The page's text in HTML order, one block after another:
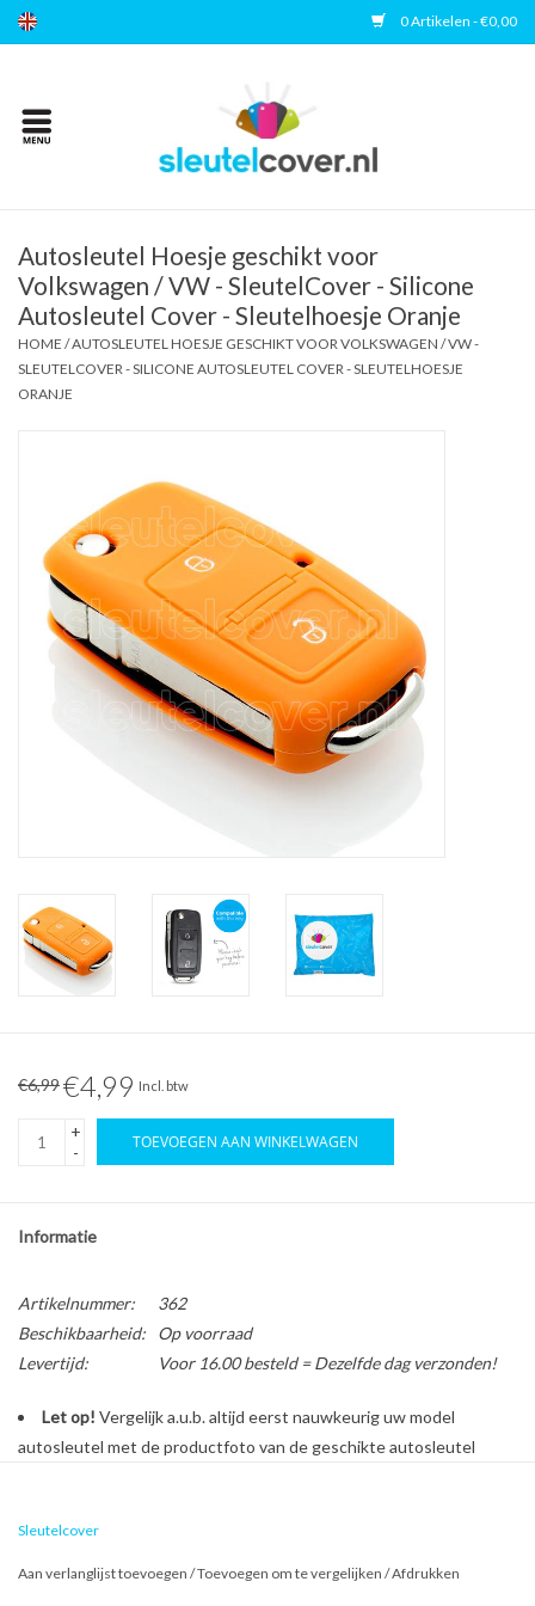
0 Artikelen - €0,00
Home
Accessoires
Veelgestelde vragen
Autosleutel Hoesje geschikt voor
Volkswagen / VW - SleutelCover - Silicone
Autosleutel Cover - Sleutelhoesje Oranje
HOME /AUTOSLEUTEL HOESJE GESCHIKT VOOR VOLKSWAGEN / VW -
SLEUTELCOVER - SILICONE AUTOSLEUTEL COVER - SLEUTELHOESJE
ORANJE
€6,99€4,99 Incl. btw
+
-
TOEVOEGEN AAN WINKELWAGEN
Informatie
Artikelnummer:
362
Beschikbaarheid:
Op voorraad
Levertijd:
Voor 16.00 besteld = Dezelfde dag verzonden!
Let op! Vergelijk a.u.b. altijd eerst nauwkeurig uw model
autosleutel met de productfoto van de geschikte autosleutel
Sleutelcover
Aan verlanglijst toevoegen /Toevoegen om te vergelijken /Afdrukken